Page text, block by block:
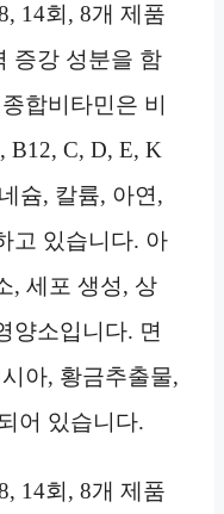
14회, 8개 제품
증강 성분을 함
합비타민은 비
B12, C, D, E, K
슘, 칼륨, 아연,
고 있습니다. 아
, 세포 생성, 상
양소입니다. 면
아, 황금추출물,
어 있습니다.
14회, 8개 제품